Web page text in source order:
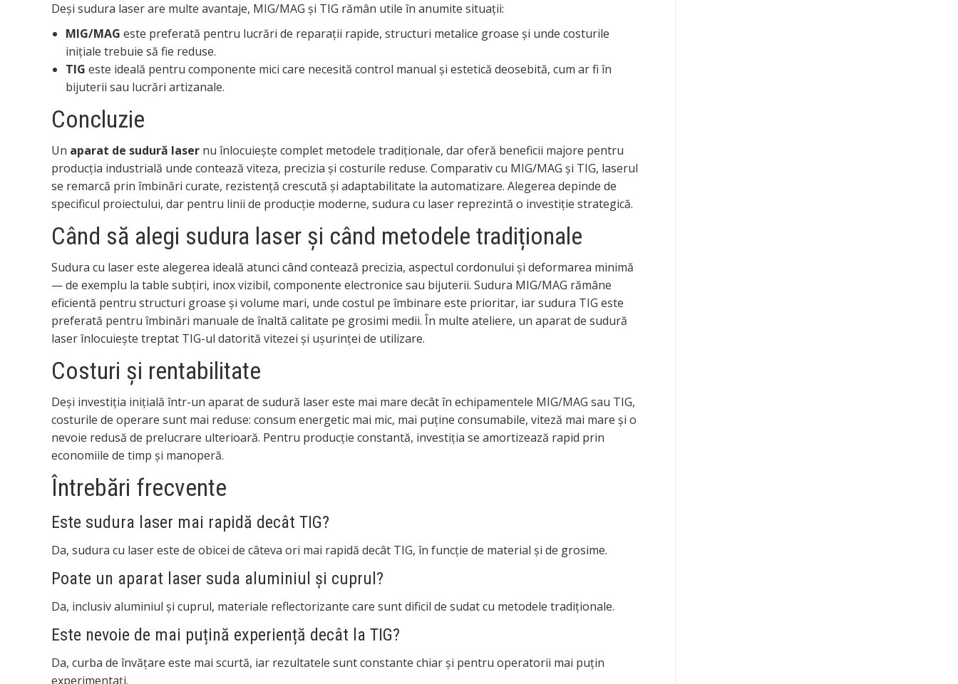
Deși sudura laser are multe avantaje, MIG/MAG și TIG rămân utile în anumite situații:
MIG/MAG este preferată pentru lucrări de reparații rapide, structuri metalice groase și unde costurile
inițiale trebuie să fie reduse.
TIG este ideală pentru componente mici care necesită control manual și estetică deosebită, cum ar fi în
bijuterii sau lucrări artizanale.
Concluzie
Un aparat de sudură laser nu înlocuiește complet metodele tradiționale, dar oferă beneficii majore pentru
producția industrială unde contează viteza, precizia și costurile reduse. Comparativ cu MIG/MAG și TIG, laserul
se remarcă prin îmbinări curate, rezistență crescută și adaptabilitate la automatizare. Alegerea depinde de
specificul proiectului, dar pentru linii de producție moderne, sudura cu laser reprezintă o investiție strategică.
Când să alegi sudura laser și când metodele tradiționale
Sudura cu laser este alegerea ideală atunci când contează precizia, aspectul cordonului și deformarea minimă
— de exemplu la table subțiri, inox vizibil, componente electronice sau bijuterii. Sudura MIG/MAG rămâne
eficientă pentru structuri groase și volume mari, unde costul pe îmbinare este prioritar, iar sudura TIG este
preferată pentru îmbinări manuale de înaltă calitate pe grosimi medii. În multe ateliere, un aparat de sudură
laser înlocuiește treptat TIG-ul datorită vitezei și ușurinței de utilizare.
Costuri și rentabilitate
Deși investiția inițială într-un aparat de sudură laser este mai mare decât în echipamentele MIG/MAG sau TIG,
costurile de operare sunt mai reduse: consum energetic mai mic, mai puține consumabile, viteză mai mare și o
nevoie redusă de prelucrare ulterioară. Pentru producție constantă, investiția se amortizează rapid prin
economiile de timp și manoperă.
Întrebări frecvente
Este sudura laser mai rapidă decât TIG?
Da, sudura cu laser este de obicei de câteva ori mai rapidă decât TIG, în funcție de material și de grosime.
Poate un aparat laser suda aluminiul și cuprul?
Da, inclusiv aluminiul și cuprul, materiale reflectorizante care sunt dificil de sudat cu metodele tradiționale.
Este nevoie de mai puțină experiență decât la TIG?
Da, curba de învățare este mai scurtă, iar rezultatele sunt constante chiar și pentru operatorii mai puțin
experimentați.